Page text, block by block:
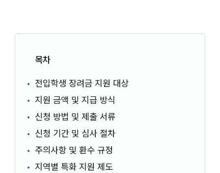
목차
전입학생 장려금 지원 대상
지원 금액 및 지급 방식
신청 방법 및 제출 서류
신청 기간 및 심사 절차
주의사항 및 환수 규정
지역별 특화 지원 제도